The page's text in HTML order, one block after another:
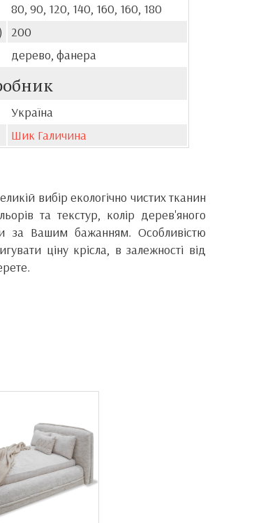
80, 90, 120, 140, 160, 160, 180
200
дерево, фанера
Україна
Шик Галичина
вибір екологічно чистих тканин
та текстур, колір дерев'яного
за Вашим бажанням. Особливістю
ціну крісла, в залежності від